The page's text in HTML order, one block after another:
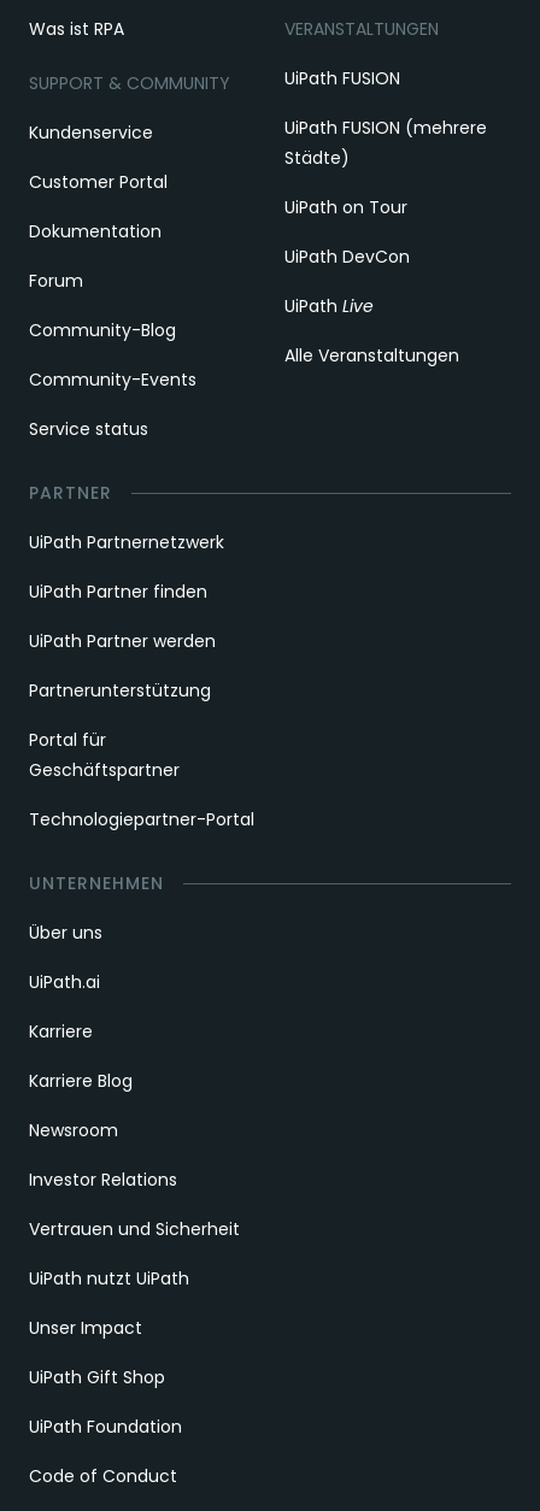
Was ist RPA
SUPPORT & COMMUNITY
Kundenservice
Customer Portal
Dokumentation
Forum
Community-Blog
Community-Events
Service status
VERANSTALTUNGEN
UiPath FUSION
UiPath FUSION (mehrere
Städte)
UiPath on Tour
UiPath DevCon
UiPath Live
Alle Veranstaltungen
PARTNER
UiPath Partnernetzwerk
UiPath Partner finden
UiPath Partner werden
Partnerunterstützung
Portal für
Geschäftspartner
Technologiepartner-Portal
UNTERNEHMEN
Über uns
UiPath.ai
Karriere
Karriere Blog
Newsroom
Investor Relations
Vertrauen und Sicherheit
UiPath nutzt UiPath
Unser Impact
UiPath Gift Shop
UiPath Foundation
Code of Conduct